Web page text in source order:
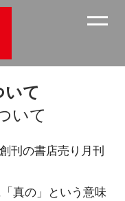
て
いて
刊の書店売り月刊
真の」という意味